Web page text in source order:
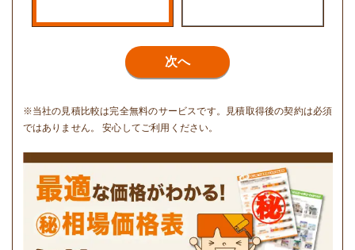
次へ
※当社の見積比較は完全無料のサービスです。見積取得後の契約は必須
ではありません。 安心してご利用ください。